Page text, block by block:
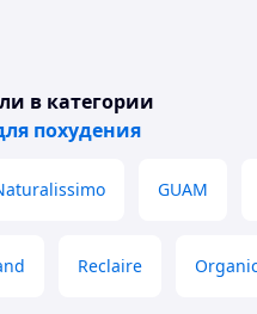
в категории
похудения
GUAM
Reclaire